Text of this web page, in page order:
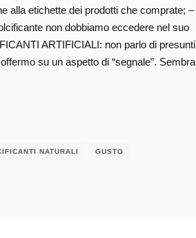
alla etichette dei prodotti che comprate; –
non dobbiamo eccedere nel suo
ARTIFICIALI: non parlo di presunti
su un aspetto di “segnale”. Sembra
NATURALI GUSTO